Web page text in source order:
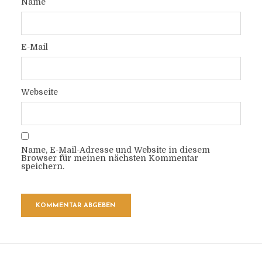
E-Mail
Webseite
Name, E-Mail-Adresse und Website in diesem
Browser für meinen nächsten Kommentar
speichern.